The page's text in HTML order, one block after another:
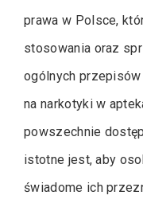
prawa w Polsce,
stosowania oraz
ogólnych
na narkotyki w
powszechnie
istotne jest, aby
świadome ich